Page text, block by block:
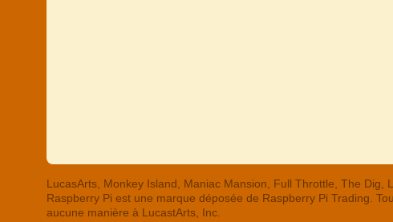
LucasArts, Monkey Island, Maniac Mansion, Full Throttle, The
Raspberry Pi est une marque déposée de Raspberry Pi Trading.
aucune manière à LucastArts, Inc.